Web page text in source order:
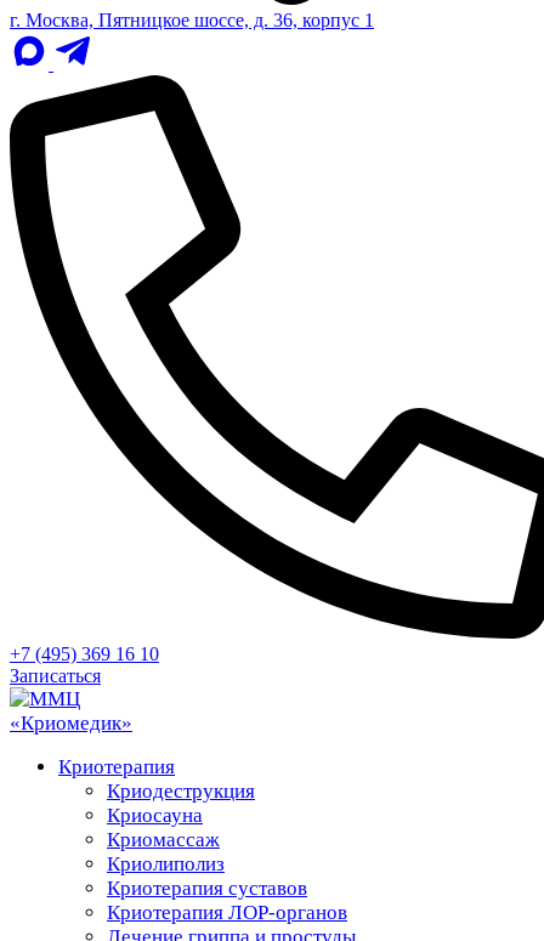
г. Москва, Пятницкое шоссе, д. 36, корпус 1
+7 (495) 369 16 10
Записаться
Криотерапия
Криодеструкция
Криосауна
Криомассаж
Криолиполиз
Криотерапия суставов
Криотерапия ЛОР-органов